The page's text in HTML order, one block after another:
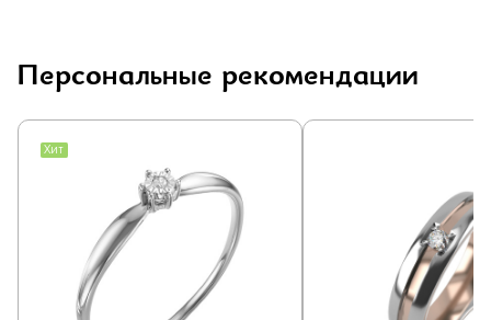
Персональные рекомендации